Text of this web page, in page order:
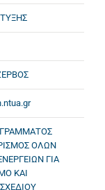
ΟΛΩΝ
ΓΙΑ
ΚΑΙ